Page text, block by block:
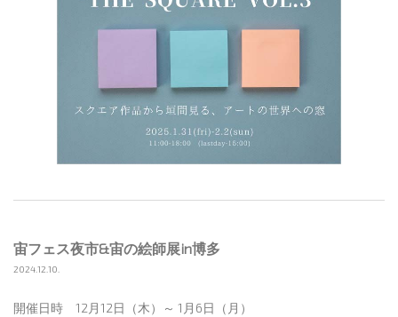
宙フェス夜市&宙の絵師展in博多
2024.12.10.
開催日時 12月12日（木）～ 1月6日（月）